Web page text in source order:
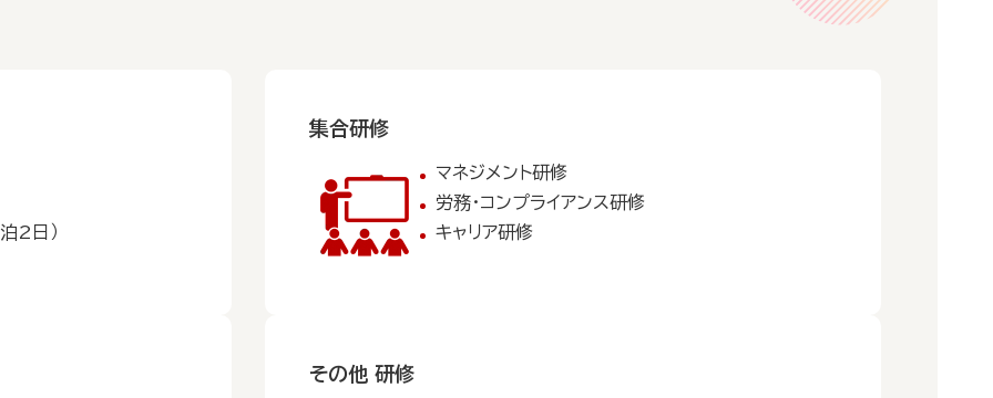
2日）
集合研修
マネジメント研修
労務・コンプライアンス研修
キャリア研修
その他 研修